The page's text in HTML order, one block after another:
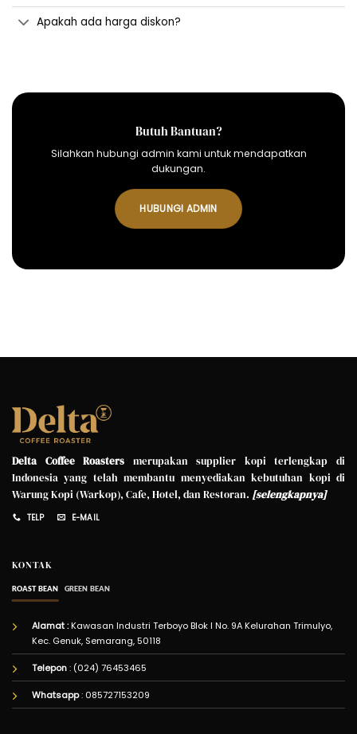
Apakah ada harga diskon?
Butuh Bantuan?
Silahkan hubungi admin kami untuk mendapatkan
dukungan.
HUBUNGI ADMIN
Delta Coffee Roasters merupakan supplier kopi terlengkap di
Indonesia yang telah membantu menyediakan kebutuhan kopi di
Warung Kopi (Warkop), Cafe, Hotel, dan Restoran. [selengkapnya]
TELP E-MAIL
KONTAK
ROAST BEAN GREEN BEAN
Alamat :Kawasan Industri Terboyo Blok I No. 9A Kelurahan Trimulyo,
Kec. Genuk, Semarang, 50118
Telepon: (024) 76453465
Whatsapp: 085727153209